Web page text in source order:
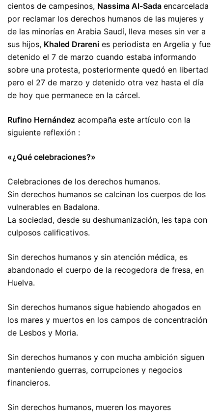
cientos de campesinos, Nassima Al-Sada encarcelada
por reclamar los derechos humanos de las mujeres y
de las minorías en Arabia Saudí, lleva meses sin ver a
sus hijos, Khaled Drareni es periodista en Argelia y fue
detenido el 7 de marzo cuando estaba informando
sobre una protesta, posteriormente quedó en libertad
pero el 27 de marzo y detenido otra vez hasta el día
de hoy que permanece en la cárcel.
Rufino Hernández acompaña este artículo con la
siguiente reflexión :
«¿Qué celebraciones?»
Celebraciones de los derechos humanos.
Sin derechos humanos se calcinan los cuerpos de los
vulnerables en Badalona.
La sociedad, desde su deshumanización, les tapa con
culposos calificativos.
Sin derechos humanos y sin atención médica, es
abandonado el cuerpo de la recogedora de fresa, en
Huelva.
Sin derechos humanos sigue habiendo ahogados en
los mares y muertos en los campos de concentración
de Lesbos y Moria.
Sin derechos humanos y con mucha ambición siguen
manteniendo guerras, corrupciones y negocios
financieros.
Sin derechos humanos, mueren los mayores